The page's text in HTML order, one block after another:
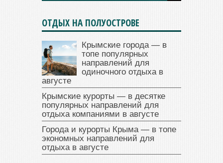
ОТДЫХ НА ПОЛУОСТРОВЕ
Крымские города — в
топе популярных
направлений для
одиночного отдыха в
августе
Крымские курорты — в десятке
популярных направлений для
отдыха компаниями в августе
Города и курорты Крыма — в топе
экономных направлений для
отдыха в августе